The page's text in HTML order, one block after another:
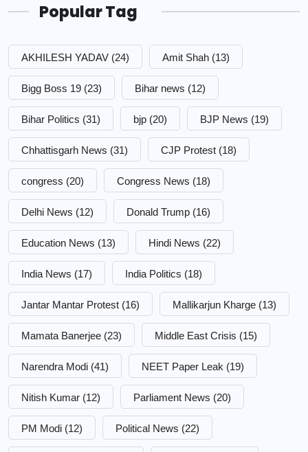
Popular Tag
AKHILESH YADAV (24) Amit Shah (13)
Bigg Boss 19 (23) Bihar news (12)
Bihar Politics (31) bjp (20) BJP News (19)
Chhattisgarh News (31) CJP Protest (18)
congress (20) Congress News (18)
Delhi News (12) Donald Trump (16)
Education News (13) Hindi News (22)
India News (17) India Politics (18)
Jantar Mantar Protest (16) Mallikarjun Kharge (13)
Mamata Banerjee (23) Middle East Crisis (15)
Narendra Modi (41) NEET Paper Leak (19)
Nitish Kumar (12) Parliament News (20)
PM Modi (12) Political News (22)